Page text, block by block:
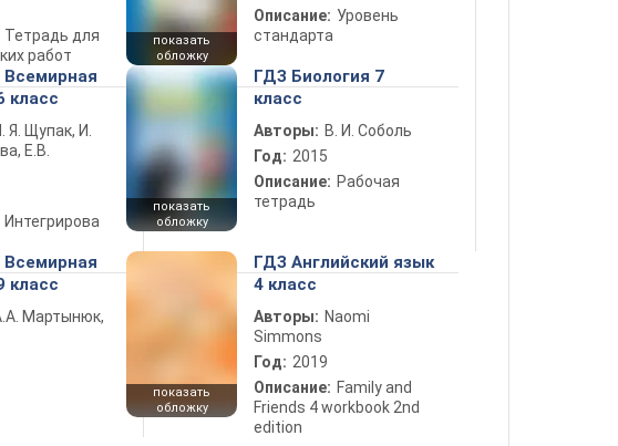
Тетрадь для
работ
показать
обложку
Описание: Уровень
стандарта
Всемирная
класс
Я. Щупак, И.
Е.В.
Интегрирова
показать
обложку
ГДЗ Биология 7
класс
Авторы: В. И. Соболь
Год: 2015
Описание: Рабочая
тетрадь
Всемирная
класс
Мартынюк,
показать
обложку
ГДЗ Английский язык
4 класс
Авторы: Naomi
Simmons
Год: 2019
Описание: Family and
Friends 4 workbook 2nd
edition